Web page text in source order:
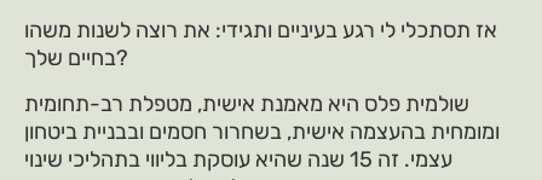
אז תסתכלי לי רגע בעיניים ותגידי: את רוצה לשנות משהו
בחיים שלך?
שולמית פלס היא מאמנת אישית, מטפלת רב-תחומית
ומומחית בהעצמה אישית, בשחרור חסמים ובבניית ביטחון
עצמי. זה 15 שנה שהיא עוסקת בליווי בתהליכי שינוי